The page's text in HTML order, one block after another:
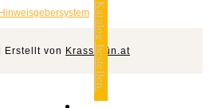
Hinweisgebersystem
Erstellt von Krassgrün.at
Katalog bestellen.